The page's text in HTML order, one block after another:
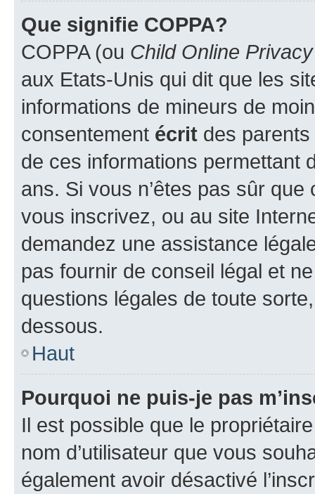
Que signifie COPPA?
COPPA (ou Child Online
aux Etats-Unis qui dit que les
informations de mineurs de
consentement écrit des parents
de ces informations permettant
ans. Si vous n’êtes pas sûr
vous inscrivez, ou au site
demandez une assistance
pas fournir de conseil légal et
questions légales de toute
dessous.
Haut
Pourquoi ne puis-je pas
Il est possible que le
nom d’utilisateur que vous
également avoir désactivé